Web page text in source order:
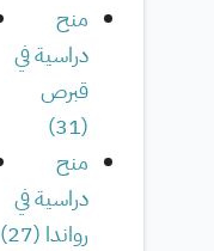
منح
دراسية في
قبرص
(
31
)
منح
دراسية في
رواندا (
27
)